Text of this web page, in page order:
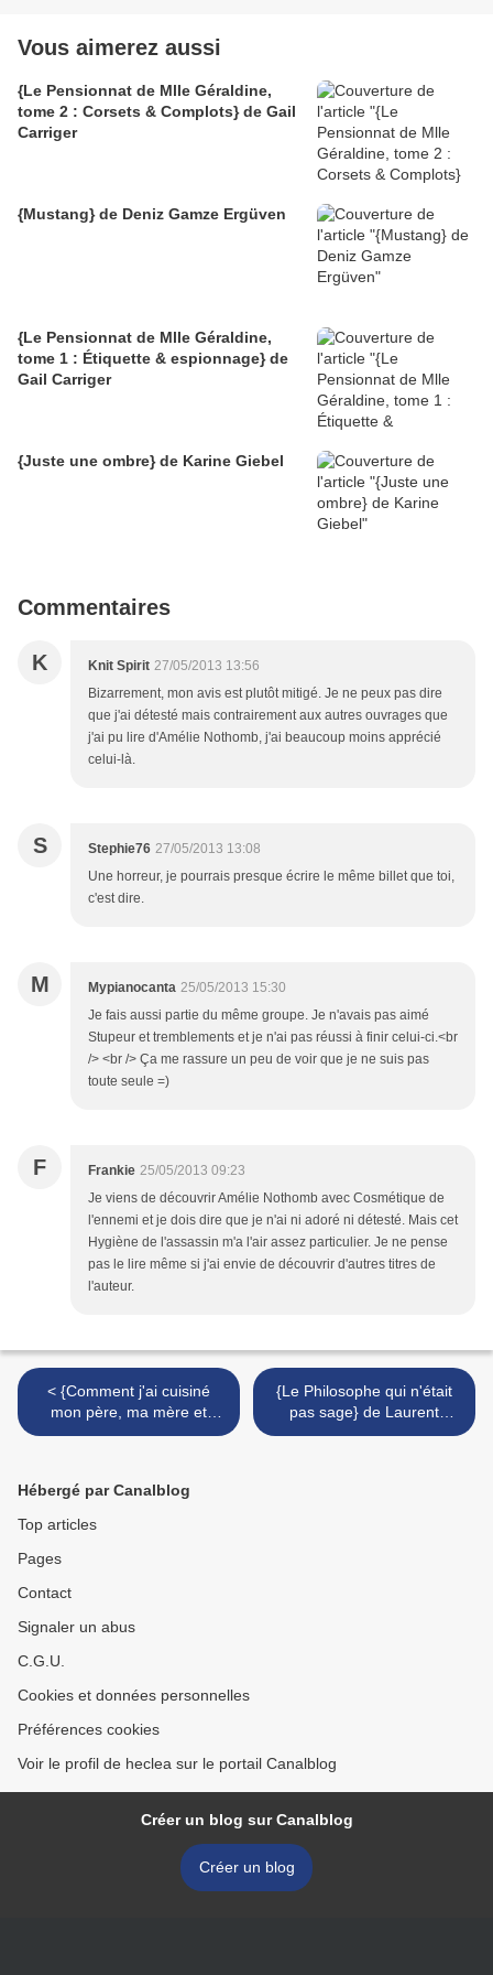
Vous aimerez aussi
{Le Pensionnat de Mlle Géraldine,
tome 2 : Corsets & Complots} de Gail
Carriger
{Mustang} de Deniz Gamze Ergüven
{Le Pensionnat de Mlle Géraldine,
tome 1 : Étiquette & espionnage} de
Gail Carriger
{Juste une ombre} de Karine Giebel
Commentaires
K Knit Spirit 27/05/2013 13:56
Bizarrement, mon avis est plutôt mitigé. Je ne peux pas dire
que j'ai détesté mais contrairement aux autres ouvrages que
j'ai pu lire d'Amélie Nothomb, j'ai beaucoup moins apprécié
celui-là.
S Stephie76 27/05/2013 13:08
Une horreur, je pourrais presque écrire le même billet que toi,
c'est dire.
M Mypianocanta 25/05/2013 15:30
Je fais aussi partie du même groupe. Je n'avais pas aimé
Stupeur et tremblements et je n'ai pas réussi à finir celui-ci.<br
/> <br /> Ça me rassure un peu de voir que je ne suis pas
toute seule =)
F Frankie 25/05/2013 09:23
Je viens de découvrir Amélie Nothomb avec Cosmétique de
l'ennemi et je dois dire que je n'ai ni adoré ni détesté. Mais cet
Hygiène de l'assassin m'a l'air assez particulier. Je ne pense
pas le lire même si j'ai envie de découvrir d'autres titres de
l'auteur.
< {Comment j'ai cuisiné
mon père, ma mère et
retrouvé l'amour} de S.G.
{Le Philosophe qui n'était
pas sage} de Laurent
Gounelle, lu par François
Hébergé par Canalblog
Top articles
Pages
Contact
Signaler un abus
C.G.U.
Cookies et données personnelles
Préférences cookies
Voir le profil de heclea sur le portail Canalblog
Créer un blog sur Canalblog
Créer un blog